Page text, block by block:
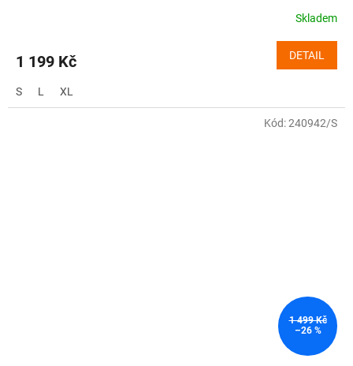
Skladem
1 199 Kč DETAIL
S L XL
1 499 Kč
–26 %
Kód:240942/S